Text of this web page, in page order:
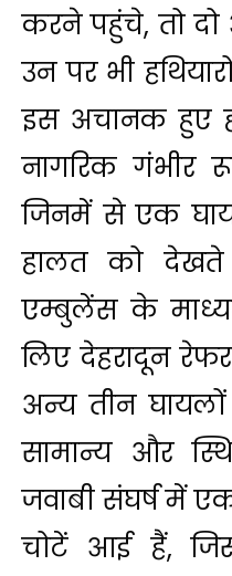
करने पहुंचे, तो दो
उन पर भी
इस अचानक हुए
नागरिक गंभीर
जिनमें से एक
हालत को
एम्बुलेंस के
लिए देहरादून
अन्य तीन
सामान्य और
जवाबी संघर्ष में
चोटें आई हैं,